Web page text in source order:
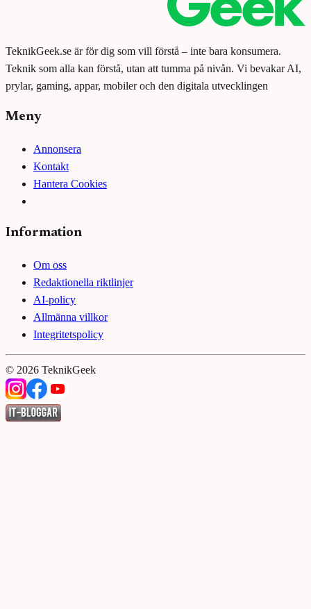
TeknikGeek.se är för dig som vill förstå – inte bara konsumera.
Teknik som alla kan förstå, utan att tumma på nivån. Vi bevakar AI,
prylar, gaming, appar, mobiler och den digitala utvecklingen
Meny
Annonsera
Kontakt
Hantera Cookies
Information
Om oss
Redaktionella riktlinjer
AI-policy
Allmänna villkor
Integritetspolicy
© 2026 TeknikGeek